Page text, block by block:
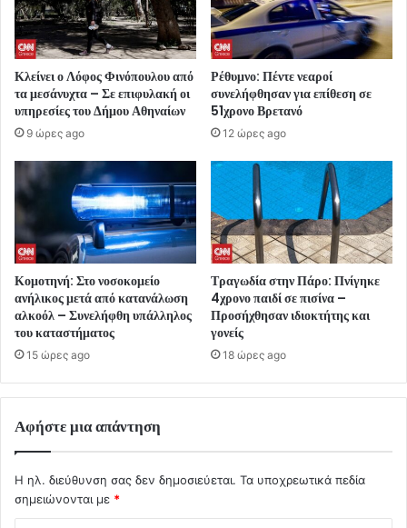
Κλείνει ο Λόφος Φινόπουλου από
τα μεσάνυχτα – Σε επιφυλακή οι
υπηρεσίες του Δήμου Αθηναίων
9 ώρες ago
Ρέθυμνο: Πέντε νεαροί
συνελήφθησαν για επίθεση σε
51χρονο Βρετανό
12 ώρες ago
Κομοτηνή: Στο νοσοκομείο
ανήλικος μετά από κατανάλωση
αλκοόλ – Συνελήφθη υπάλληλος
του καταστήματος
15 ώρες ago
Τραγωδία στην Πάρο: Πνίγηκε
4χρονο παιδί σε πισίνα –
Προσήχθησαν ιδιοκτήτης και
γονείς
18 ώρες ago
Αφήστε μια απάντηση
Η ηλ. διεύθυνση σας δεν δημοσιεύεται. Τα υποχρεωτικά πεδία
σημειώνονται με *